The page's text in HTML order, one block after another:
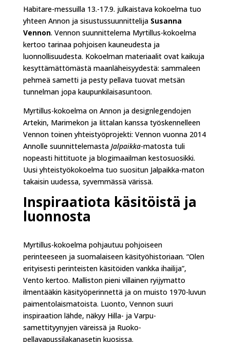
Habitare-messuilla 13.-17.9. julkaistava kokoelma tuo
yhteen Annon ja sisustussuunnittelija Susanna
Vennon. Vennon suunnittelema Myrtillus-kokoelma
kertoo tarinaa pohjoisen kauneudesta ja
luonnollisuudesta. Kokoelman materiaalit ovat kaikuja
kesyttämättömästä maanläheisyydestä: sammaleen
pehmeä sametti ja pesty pellava tuovat metsän
tunnelman jopa kaupunkilaisasuntoon.
Myrtillus-kokoelma on Annon ja designlegendojen
Artekin, Marimekon ja Iittalan kanssa työskennelleen
Vennon toinen yhteistyöprojekti: Vennon vuonna 2014
Annolle suunnittelemasta Jalpaikka-matosta tuli
nopeasti hittituote ja blogimaailman kestosuosikki.
Uusi yhteistyökokoelma tuo suositun Jalpaikka-maton
takaisin uudessa, syvemmässä värissä.
Inspiraatiota käsitöistä ja
luonnosta
Myrtillus-kokoelma pohjautuu pohjoiseen
perinteeseen ja suomalaiseen käsityöhistoriaan. “Olen
erityisesti perinteisten käsitöiden vankka ihailija”,
Vento kertoo. Malliston pieni villainen ryijymatto
ilmentääkin käsityöperinnettä ja on muisto 1970-luvun
paimentolaismatoista. Luonto, Vennon suuri
inspiraation lähde, näkyy Hilla- ja Varpu-
samettityynyjen väreissä ja Ruoko-
pellavapussilakanasetin kuosissa.